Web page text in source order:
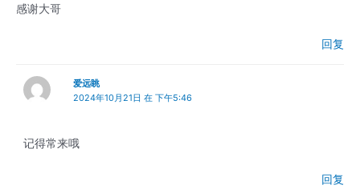
感谢大哥
回复
爱远眺
2024年10月21日 在 下午5:46
记得常来哦
回复